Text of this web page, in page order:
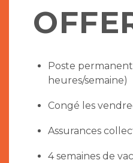
Poste
heures/semaine)
Congé les
Assurances
4 semaines de